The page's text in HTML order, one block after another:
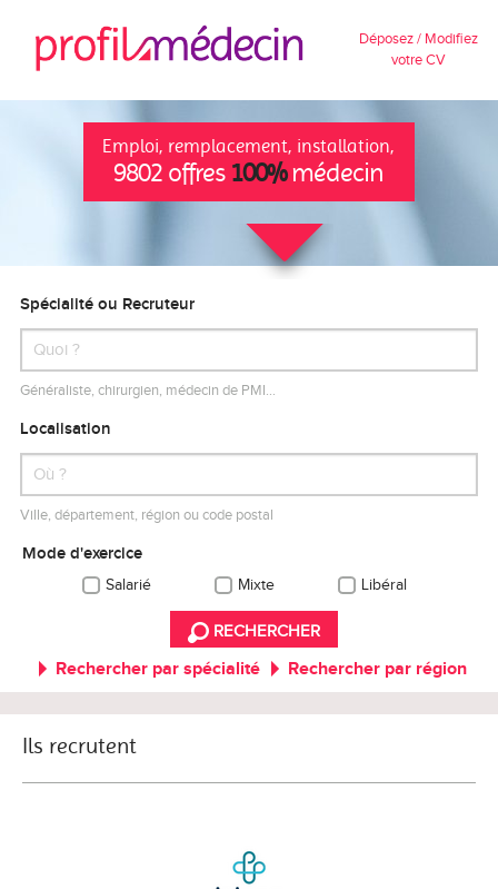
Déposez / Modifiez
votre CV
Emploi, remplacement, installation,
9802 offres 100%médecin
Spécialité ou Recruteur
Généraliste, chirurgien, médecin de PMI…
Localisation
Ville, département, région ou code postal
Mode d'exercice
Salarié Mixte Libéral
RECHERCHER
Rechercher par spécialité Rechercher par région
Ils recrutent